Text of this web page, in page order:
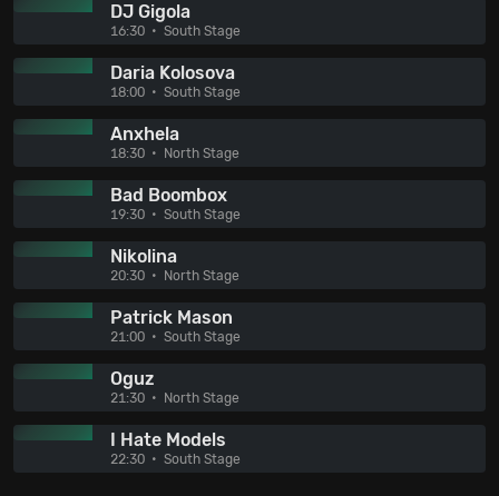
DJ Gigola
16:30 South Stage
Daria Kolosova
18:00 South Stage
Anxhela
18:30 North Stage
Bad Boombox
19:30 South Stage
Nikolina
20:30 North Stage
Patrick Mason
21:00 South Stage
Oguz
21:30 North Stage
I Hate Models
22:30 South Stage